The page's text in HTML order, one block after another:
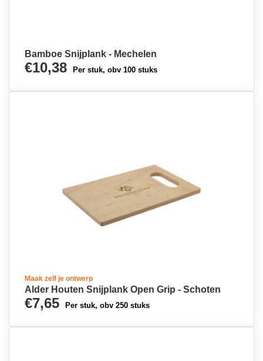
Bamboe Snijplank - Mechelen
€10,38 Per stuk, obv 100 stuks
Maak zelf je ontwerp
Alder Houten Snijplank Open Grip - Schoten
€7,65 Per stuk, obv 250 stuks